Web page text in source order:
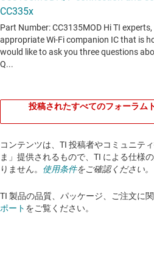
投稿されたすべてのフォーラム
コンテンツは、TI 投稿者やコミュニテ
ま」提供されるもので、TI による仕様
りません。 使用条件をご確認ください。
TI 製品の品質、パッケージ、ご注文に
ポート をご覧ください。​​​​​​​​​​​​​​